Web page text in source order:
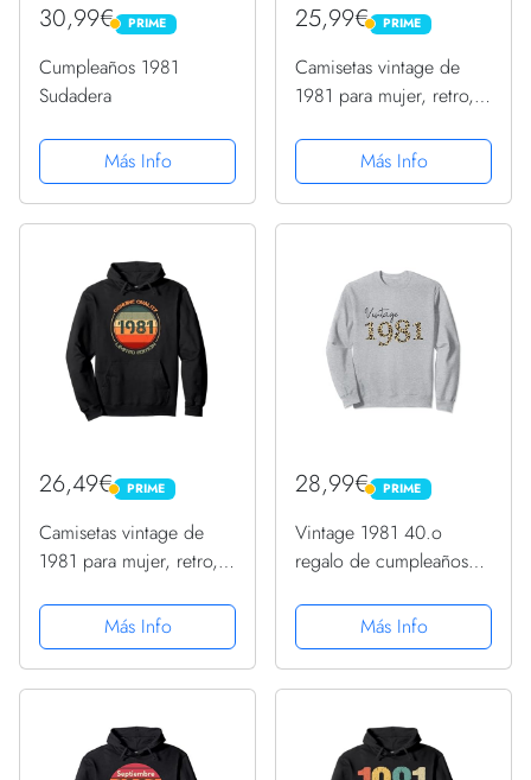
30,99€ PRIME
PRIME
Cumpleaños 1981
Sudadera
Más Info
25,99€ PRIME
PRIME
Camisetas vintage de
1981 para mujer, retro,
de 1981 Sudadera con
Capucha
Más Info
26,49€ PRIME
PRIME
Camisetas vintage de
1981 para mujer, retro,
de 1981 Sudadera con
Capucha
Más Info
28,99€ PRIME
PRIME
Vintage 1981 40.o
regalo de cumpleaños
Más Info